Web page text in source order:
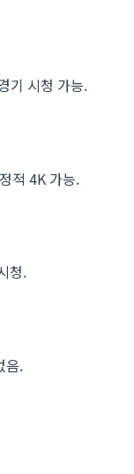
기 시청 가능.
적 4K 가능.
청.
음.